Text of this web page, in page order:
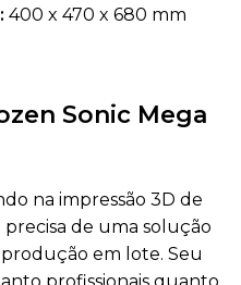
400 x 470 x 680 mm
Sonic Mega
na impressão 3D de
de uma solução
em lote. Seu